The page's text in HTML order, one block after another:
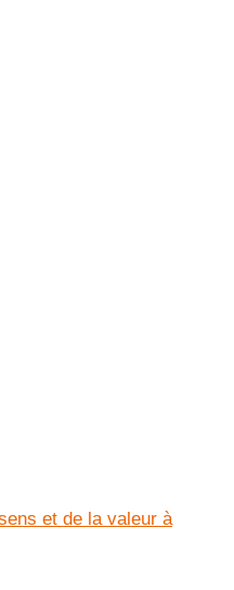
et de la valeur à